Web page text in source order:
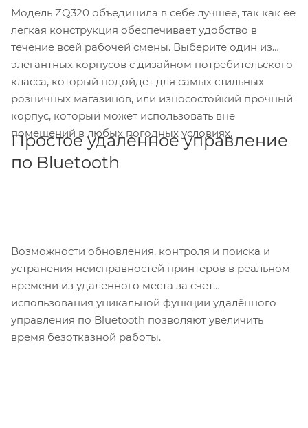
Модель ZQ320 объединила в себе лучшее, так как ее
легкая конструкция обеспечивает удобство в
течение всей рабочей смены. Выберите один из
элегантных корпусов с дизайном потребительского
класса, который подойдет для самых стильных
розничных магазинов, или износостойкий прочный
корпус, который может использовать вне
помещений в любых погодных условиях.
Простое удалённое управление
по Bluetooth
Возможности обновления, контроля и поиска и
устранения неисправностей принтеров в реальном
времени из удалённого места за счёт
использования уникальной функции удалённого
управления по Bluetooth позволяют увеличить
время безотказной работы.